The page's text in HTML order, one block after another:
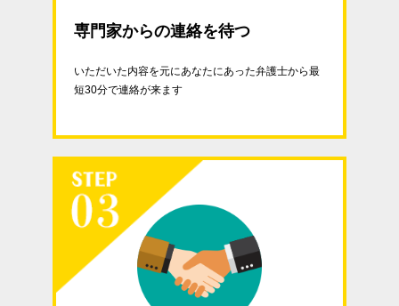
専門家からの連絡を待つ
いただいた内容を元にあなたにあった弁護士から最
短30分で連絡が来ます